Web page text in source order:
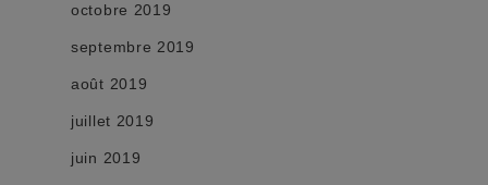
octobre 2019
septembre 2019
août 2019
juillet 2019
juin 2019